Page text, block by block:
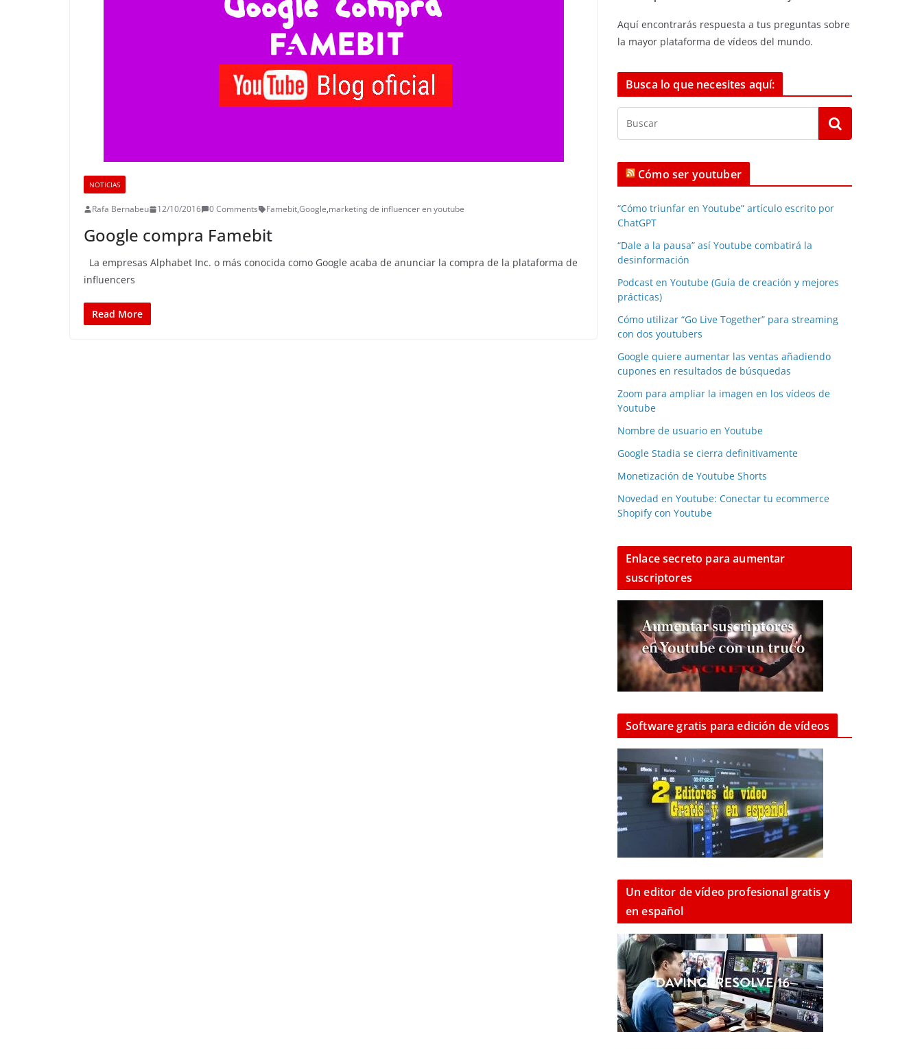
NOTICIAS
Rafa Bernabeu 12/10/2016 0 Comments Famebit,Google,marketing de influencer en youtube
Google compra Famebit
La empresas Alphabet Inc. o más conocida como Google acaba de anunciar la compra de la plataforma de
influencers
Read More
Aquí encontrarás respuesta a tus preguntas sobre
la mayor plataforma de vídeos del mundo.
Busca lo que necesites aquí:
Cómo ser youtuber
“Cómo triunfar en Youtube” artículo escrito por
ChatGPT
“Dale a la pausa” así Youtube combatirá la
desinformación
Podcast en Youtube (Guía de creación y mejores
prácticas)
Cómo utilizar “Go Live Together” para streaming
con dos youtubers
Google quiere aumentar las ventas añadiendo
cupones en resultados de búsquedas
Zoom para ampliar la imagen en los vídeos de
Youtube
Nombre de usuario en Youtube
Google Stadia se cierra definitivamente
Monetización de Youtube Shorts
Novedad en Youtube: Conectar tu ecommerce
Shopify con Youtube
Enlace secreto para aumentar
suscriptores
Software gratis para edición de vídeos
Un editor de vídeo profesional gratis y
en español